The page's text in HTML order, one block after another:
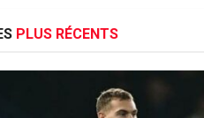
PLUS RÉCENTS